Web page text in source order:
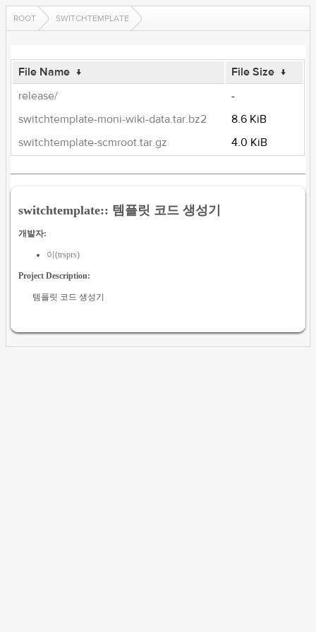
ROOT SWITCHTEMPLATE
File Name ↓ File Size ↓
release/
-
switchtemplate-moni-wiki-data.tar.bz2
8.6 KiB
switchtemplate-scmroot.tar.gz
4.0 KiB
switchtemplate:: 템플릿 코드 생성기
개발자:
이(trsprs)
Project Description:
템플릿 코드 생성기